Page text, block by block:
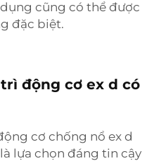
cũng có thể được
đặc biệt.
động cơ ex d có
cơ chống nổ ex d
lựa chọn đáng tin cậy